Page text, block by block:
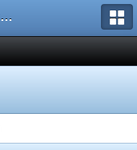
Форум игрового проекта Riverrise